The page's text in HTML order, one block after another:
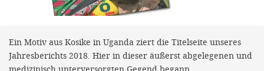
Ein Motiv aus Kosike in Uganda ziert die Titelseite unseres
Jahresberichts 2018. Hier in dieser äußerst abgelegenen und
in the